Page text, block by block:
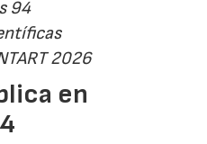
94
2026
en